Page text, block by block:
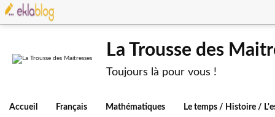
La Trousse des
Toujours là pour vous !
Accueil Français Mathématiques Le temps / Histoire /